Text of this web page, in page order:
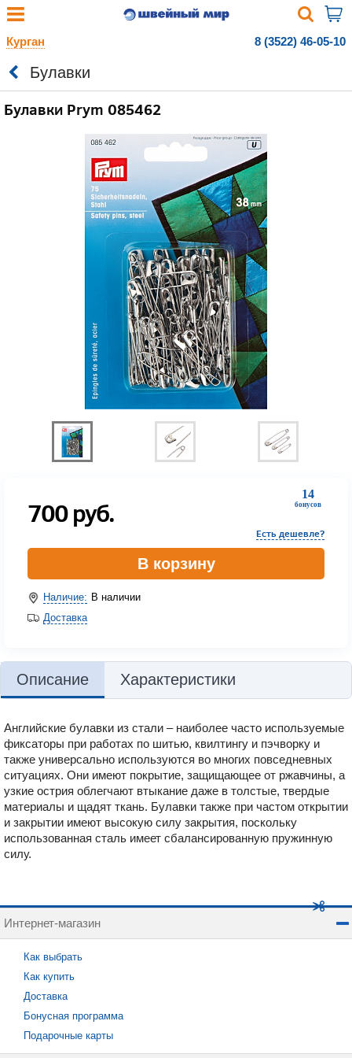
Курган 8 (3522) 46-05-10
Булавки
Булавки Prym 085462
14
бонусов
700руб.
Есть дешевле?
В корзину
Наличие: В наличии
Доставка
Описание Характеристики
Английские булавки из стали – наиболее часто используемые
фиксаторы при работах по шитью, квилтингу и пэчворку и
также универсально используются во многих повседневных
ситуациях. Они имеют покрытие, защищающее от ржавчины, а
узкие острия облегчают втыкание даже в толстые, твердые
материалы и щадят ткань. Булавки также при частом открытии
и закрытии имеют высокую силу закрытия, поскольку
использованная сталь имеет сбалансированную пружинную
силу.
Интернет-магазин
Как выбрать
Как купить
Доставка
Бонусная программа
Подарочные карты